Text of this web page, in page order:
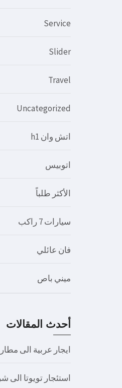
Service
Slider
Travel
Uncategorized
اتش وان h1
اتوبيس
الأكثر طلباً
سيارات 7 راكب
فان عائلي
ميني باص
أحدث المقالات
ايجار عربية الى
استئجار تويوتا الى